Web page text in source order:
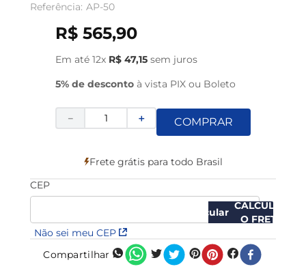
AP-50
R$ 565,90
Em até 12x R$ 47,15 sem juros
5% de desconto à vista PIX ou Boleto
＋
－ COMPRAR
Frete grátis para todo Brasil
CEP
Não sei meu CEP
CALCULAR
O FRETE
Compartilhar